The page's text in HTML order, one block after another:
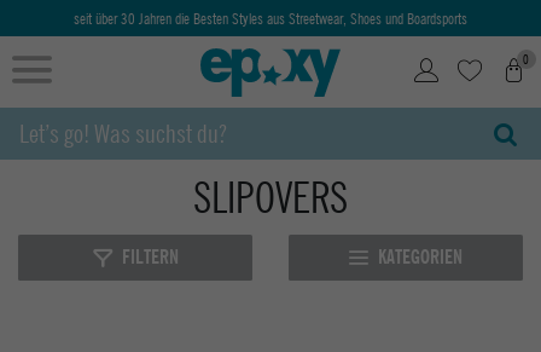
seit über 30 Jahren die Besten Styles aus Streetwear, Shoes und Boardsports
0
SLIPOVERS
FILTERN KATEGORIEN